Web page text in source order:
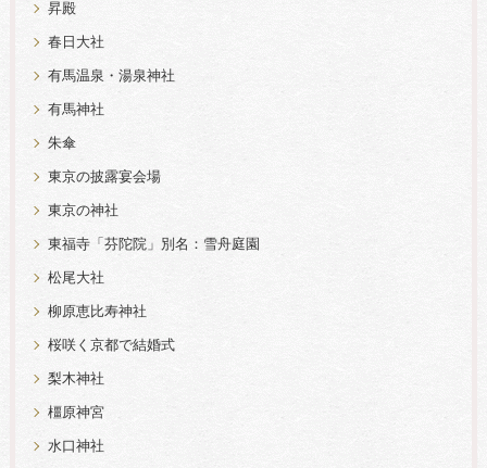
昇殿
春日大社
有馬温泉・湯泉神社
有馬神社
朱傘
東京の披露宴会場
東京の神社
東福寺「芬陀院」別名：雪舟庭園
松尾大社
柳原恵比寿神社
桜咲く京都で結婚式
梨木神社
橿原神宮
水口神社